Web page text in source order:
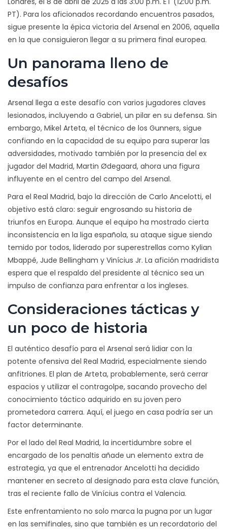
PT). Para los aficionados recordando encuentros pasados,
sigue presente la épica victoria del Arsenal en 2006, aquella
en la que consiguieron llegar a su primera final europea.
Un panorama lleno de
desafíos
Arsenal llega a este desafío con varios jugadores claves
lesionados, incluyendo a Gabriel, un pilar en su defensa. Sin
embargo, Mikel Arteta, el técnico de los Gunners, sigue
confiando en la capacidad de su equipo para superar las
adversidades, motivado también por la presencia del ex
jugador del Madrid, Martin Ødegaard, ahora una figura
influyente en el centro del campo del Arsenal.
Para el Real Madrid, bajo la dirección de Carlo Ancelotti, el
objetivo está claro: seguir engrosando su historia de
triunfos en Europa. Aunque el equipo ha mostrado cierta
inconsistencia en la liga española, su ataque sigue siendo
temido por todos, liderado por superestrellas como Kylian
Mbappé, Jude Bellingham y Vinícius Jr. La afición madridista
espera que el respaldo del presidente al técnico sea un
impulso de confianza para enfrentar a los ingleses.
Consideraciones tácticas y
un poco de historia
El auténtico desafío para el Arsenal será lidiar con la
potente ofensiva del Real Madrid, especialmente siendo
anfitriones. El plan de Arteta, probablemente, será cerrar
espacios y utilizar el contragolpe, sacando provecho del
conocimiento táctico adquirido en su joven pero
prometedora carrera. Aquí, el juego en casa podría ser un
factor determinante.
Por el lado del Real Madrid, la incertidumbre sobre el
encargado de los penaltis añade un elemento extra de
estrategia, ya que el entrenador Ancelotti ha decidido
mantener en secreto al designado para esta clave función,
tras el reciente fallo de Vinícius contra el Valencia.
Este enfrentamiento no solo marca la pugna por un lugar
en las semifinales, sino que también es un recordatorio del